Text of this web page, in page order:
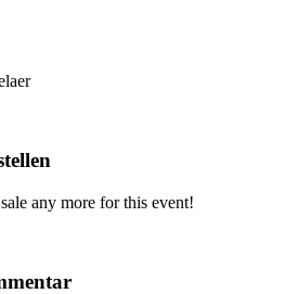
any more for this event!